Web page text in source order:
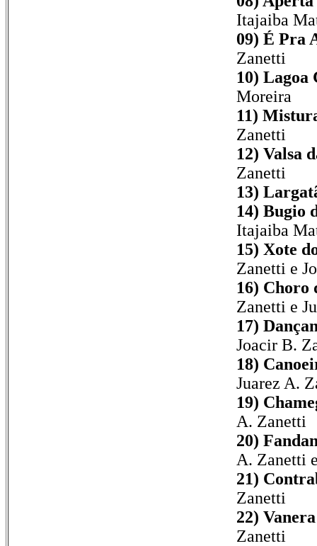
Itajaiba
09) É Pra
Zanetti
10) Lagoa
Moreira
11)
Zanetti
12) Valsa
Zanetti
13)
14) Bugio
Itajaiba
15) Xote
Zanetti e
16) Choro
Zanetti e
17)
Joacir B.
18)
Juarez A.
19)
A. Zanetti
20)
A. Zanetti
21)
Zanetti
22)
Zanetti